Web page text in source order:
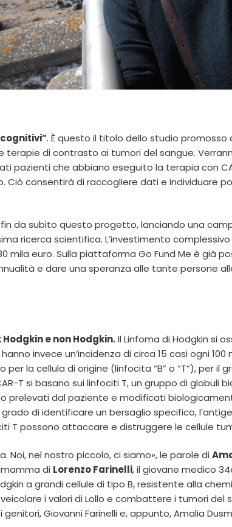
. È questo il titolo dello studio promosso
di contrasto ai tumori del sangue.
pazienti che abbiano eseguito la terapia con
Ciò consentirà di raccogliere dati e individuare
fin da subito questo progetto, lanciando una
ricerca scientifica. L’investimento
mila euro. Sulla piattaforma Go Fund Me è già
e dare una speranza alle tante persone
Hodgkin e non Hodgkin.Il Linfoma di Hodgkin si
invece un’incidenza di circa 15 casi ogni 100
la cellula di origine (linfocita “B” o “T”), per il
T si basano sui linfociti T, un gruppo di globuli
prelevati dal paziente e modificati
di identificare un bersaglio specifico,
T possono attaccare e distruggere le cellule
nel nostro piccolo, ci siamo», le parole di
di Lorenzo Farinelli, il giovane medico
a grandi cellule di tipo B, resistente alla
i valori di Lollo e combattere i tumori del
Giovanni Farinelli e, appunto, Amalia